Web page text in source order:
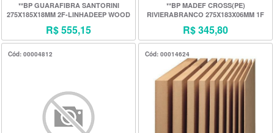
**BP GUARAFIBRA SANTORINI
275X185X18MM 2F-LINHADEEP WOOD
R$ 555,15
**BP MADEF CROSS(PE)
RIVIERABRANCO 275X183X06MM 1F
R$ 345,80
Cód: 00004812 Cód: 00014624